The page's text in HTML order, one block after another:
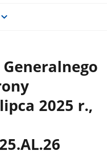
2025 r.,